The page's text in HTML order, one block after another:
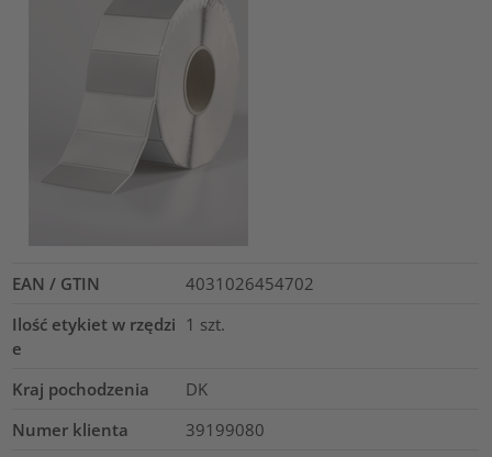
EAN / GTIN
4031026454702
Ilość etykiet w rzędzi
e
1 szt.
Kraj pochodzenia
DK
Numer klienta
39199080